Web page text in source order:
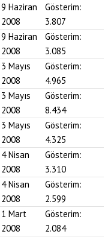
9 Haziran
2008
Gösterim:
3.807
9 Haziran
2008
Gösterim:
3.085
3 Mayıs
2008
Gösterim:
4.965
3 Mayıs
2008
Gösterim:
8.434
3 Mayıs
2008
Gösterim:
4.325
4 Nisan
2008
Gösterim:
3.310
4 Nisan
2008
Gösterim:
2.599
1 Mart
2008
Gösterim:
2.084